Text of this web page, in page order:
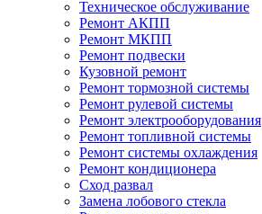
Техническое обслуживание
Ремонт АКПП
Ремонт МКПП
Ремонт подвески
Кузовной ремонт
Ремонт тормозной системы
Ремонт рулевой системы
Ремонт электрооборудования
Ремонт топливной системы
Ремонт системы охлаждения
Ремонт кондиционера
Сход развал
Замена лобового стекла